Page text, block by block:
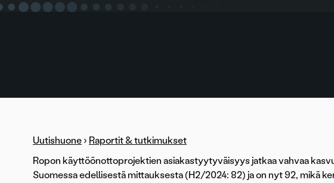
Uutishuone › Raportit & tutkimukset
Ropon käyttöönottoprojektien asiakastyytyväisyys jatkaa vahvaa
Suomessa edellisestä mittauksesta (H2/2024: 82) ja on nyt 92, mikä